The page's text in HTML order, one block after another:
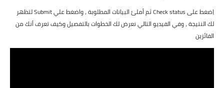
اِضغط على Check status ثم أملئ البيانات المطلوبة ، واضغط علي Submit لتظهر
لك النتيجة ، وفي الفيديو التالي نعرض لك الخطوات بالتفصيل وكيف تعرف أنك من
الفائزين